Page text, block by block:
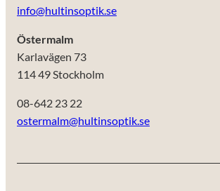
info@hultinsoptik.se
Östermalm
Karlavägen 73
114 49 Stockholm
08-642 23 22
ostermalm@hultinsoptik.se